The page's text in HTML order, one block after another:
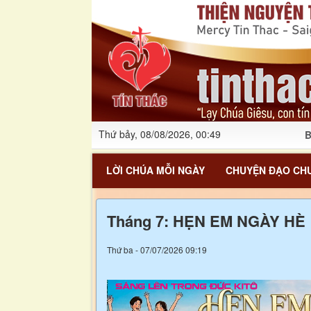
Thứ bảy, 08/08/2026, 00:49
LỜI CHÚA MỖI NGÀY CHUYỆN ĐẠO
Tháng 7: HẸN EM NGÀY HÈ
Thứ ba - 07/07/2026 09:19